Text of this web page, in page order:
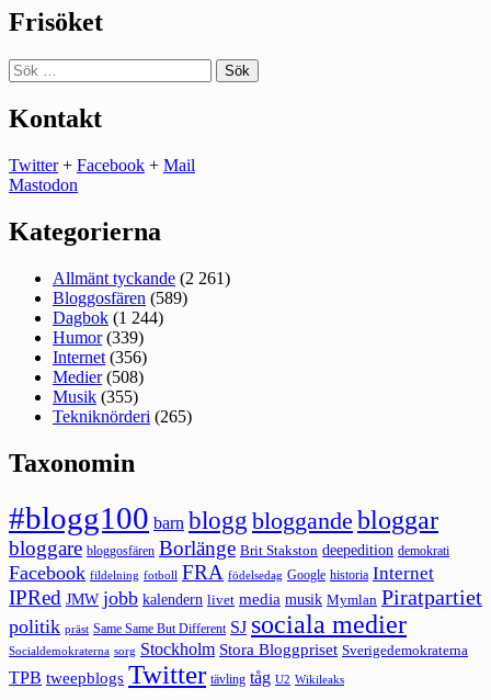
Frisöket
Sök
efter:
Kontakt
Twitter+ Facebook + Mail
Mastodon
Kategorierna
Allmänt tyckande (2 261)
Bloggosfären (589)
Dagbok (1 244)
Humor(339)
Internet (356)
Medier(508)
Musik (355)
Tekniknörderi (265)
Taxonomin
#blogg100 barn blogg bloggande bloggar
bloggare bloggosfären Borlänge Brit Stakston deepedition demokrati
Facebook fildelning fotboll FRA födelsedag Google historia Internet
IPRed JMW jobb kalendern livet media musik Mymlan Piratpartiet
politik präst Same Same But Different SJ sociala medier
Socialdemokraterna sorg Stockholm Stora Bloggpriset Sverigedemokraterna
TPB tweepblogs Twitter tävling tåg U2 Wikileaks